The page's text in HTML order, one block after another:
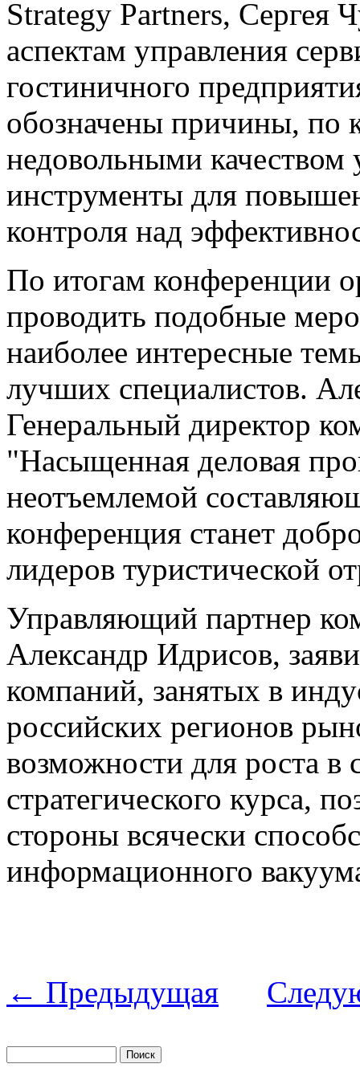
Strategy Partners, Сергея
аспектам управления
гостиничного
обозначены причины, по
недовольными качеством
инструменты для
контроля над
По итогам конференции
проводить подобные
наиболее интересные
лучших специалистов.
Генеральный директор
"Насыщенная деловая
неотъемлемой
конференция станет
лидеров туристической
Управляющий партнер
Александр Идрисов,
компаний, занятых в
российских регионов
возможности для роста в
стратегического курса,
стороны всячески
информационного
← Предыдущая